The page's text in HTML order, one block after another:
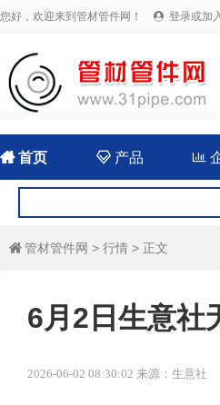
您好，欢迎来到管材管件网！  登录或加
首页 产品 
 管材管件网 > 行情 > 正文
6月2日生意社
2026-06-02 08:30:02 来源：生意社